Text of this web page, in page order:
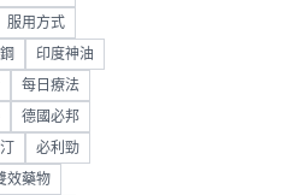
服用方式
印度神油
每日療法
德國必邦
必利勁
效藥物